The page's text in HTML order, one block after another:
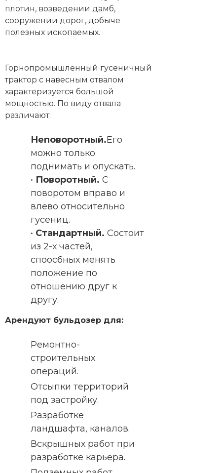
плотин, возведении дамб,
сооружении дорог, добыче
полезных ископаемых.
Горнопромышленный гусеничный
трактор с навесным отвалом
характеризуется большой
мощностью. По виду отвала
различают:
Неповоротный.Его
можно только
поднимать и опускать.
• Поворотный. С
поворотом вправо и
влево относительно
гусениц.
• Стандартный. Состоит
из 2-х частей,
споосбных менять
положение по
отношению друг к
другу.
Арендуют бульдозер для:
Ремонтно-
строительных
операций.
Отсыпки территорий
под застройку.
Разработке
ландшафта, каналов.
Вскрышных работ при
разработке карьера.